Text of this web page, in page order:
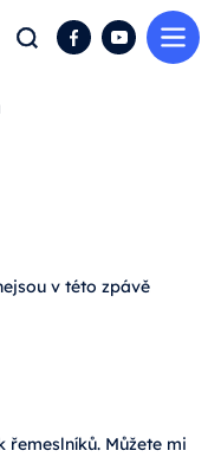
Hledat FacebookYouTube
v této zpávě
Můžete mi